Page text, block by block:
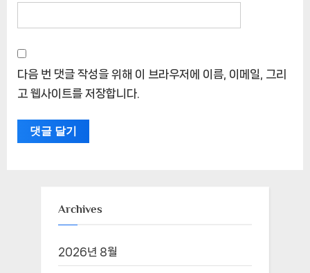
다음 번 댓글 작성을 위해 이 브라우저에 이름, 이메일, 그리
고 웹사이트를 저장합니다.
Archives
2026년 8월